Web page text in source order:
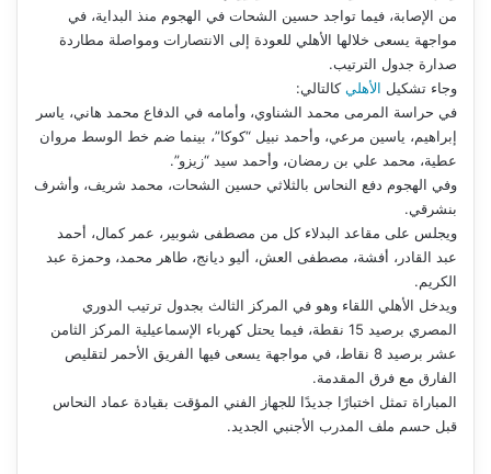
من الإصابة، فيما تواجد حسين الشحات في الهجوم منذ البداية، في
مواجهة يسعى خلالها الأهلي للعودة إلى الانتصارات ومواصلة مطاردة
صدارة جدول الترتيب.
وجاء تشكيل الأهليكالتالي:
في حراسة المرمى محمد الشناوي، وأمامه في الدفاع محمد هاني، ياسر
إبراهيم، ياسين مرعي، وأحمد نبيل “كوكا”، بينما ضم خط الوسط مروان
عطية، محمد علي بن رمضان، وأحمد سيد “زيزو”.
وفي الهجوم دفع النحاس بالثلاثي حسين الشحات، محمد شريف، وأشرف
بنشرقي.
ويجلس على مقاعد البدلاء كل من مصطفى شوبير، عمر كمال، أحمد
عبد القادر، أفشة، مصطفى العش، أليو ديانج، طاهر محمد، وحمزة عبد
الكريم.
ويدخل الأهلي اللقاء وهو في المركز الثالث بجدول ترتيب الدوري
المصري برصيد 15 نقطة، فيما يحتل كهرباء الإسماعيلية المركز الثامن
عشر برصيد 8 نقاط، في مواجهة يسعى فيها الفريق الأحمر لتقليص
الفارق مع فرق المقدمة.
المباراة تمثل اختبارًا جديدًا للجهاز الفني المؤقت بقيادة عماد النحاس
قبل حسم ملف المدرب الأجنبي الجديد.